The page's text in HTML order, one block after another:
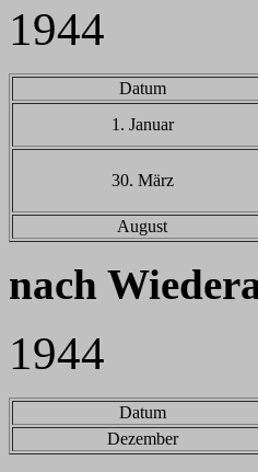
1944
Datum
1. Januar
30. März
August
nach
1944
Datum
Dezember